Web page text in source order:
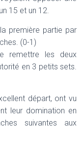
N
15 et un 12.
première partie par
(0-1)
remettre les deux
en 3 petits sets.
départ, ont vu
leur domination en
suivantes aux